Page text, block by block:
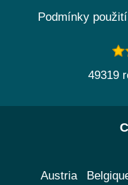
Podmínky použití
49319
Austria